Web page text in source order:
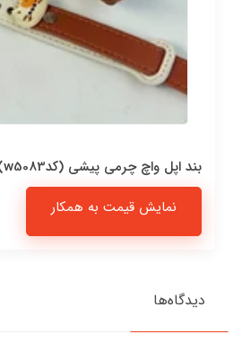
بند اپل واچ چرمی پیشی (کدw5083)
نمایش قیمت به همکار
دیدگاه‌ها